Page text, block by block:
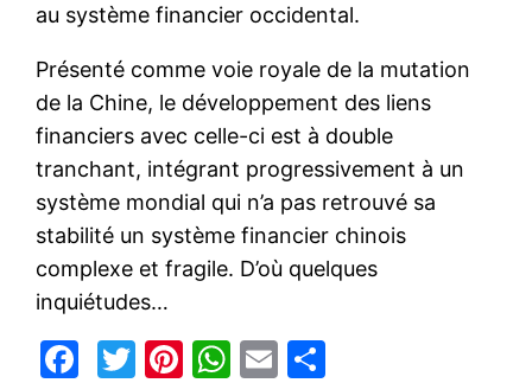
au système financier occidental.
Présenté comme voie royale de la mutation
de la Chine, le développement des liens
financiers avec celle-ci est à double
tranchant, intégrant progressivement à un
système mondial qui n’a pas retrouvé sa
stabilité un système financier chinois
complexe et fragile. D’où quelques
inquiétudes…
Facebook
Twitter
Pinterest
WhatsApp
Email